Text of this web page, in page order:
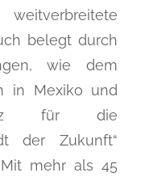
belegt durch
wie dem
in Mexiko und
für die
der Zukunft“
mehr als 45